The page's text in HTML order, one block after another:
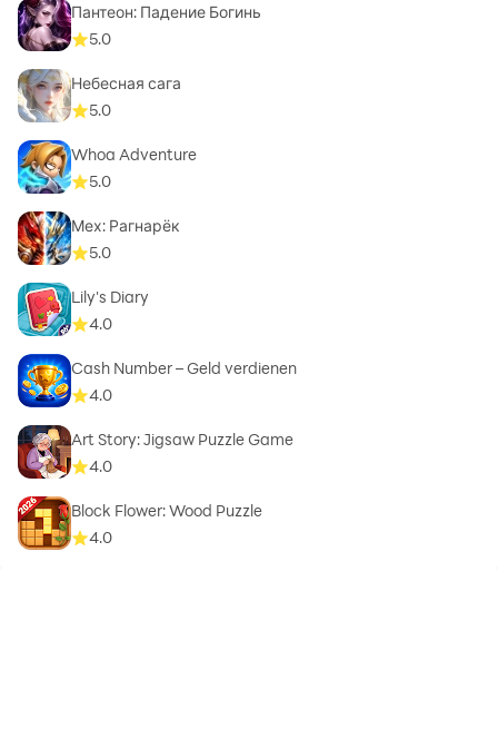
Пантеон: Падение Богинь
5.0
Небесная сага
5.0
Whoa Adventure
5.0
Мех: Рагнарёк
5.0
Lily's Diary
4.0
Cash Number – Geld verdienen
4.0
Art Story: Jigsaw Puzzle Game
4.0
Block Flower: Wood Puzzle
4.0